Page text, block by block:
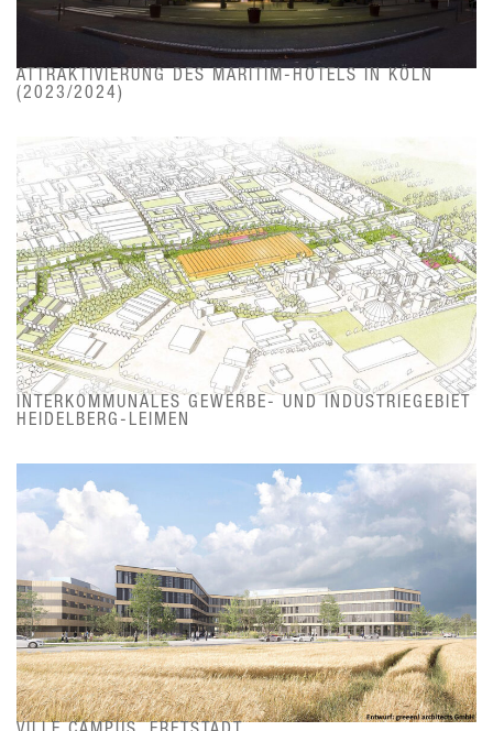
ATTRAKTIVIERUNG DES MARITIM-HOTELS IN KÖLN
(2023/2024)
INTERKOMMUNALES GEWERBE- UND INDUSTRIEGEBIET
HEIDELBERG-LEIMEN